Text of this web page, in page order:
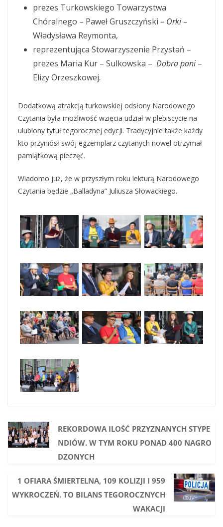
prezes Turkowskiego Towarzystwa
Chóralnego – Paweł Gruszczyński – Orki –
Władysława Reymonta,
reprezentująca Stowarzyszenie Przystań –
prezes Maria Kur – Sulkowska – Dobra pani –
Elizy Orzeszkowej.
Dodatkową atrakcją turkowskiej odsłony Narodowego
Czytania była możliwość wzięcia udział w plebiscycie na
ulubiony tytuł tegorocznej edycji. Tradycyjnie także każdy
kto przyniósł swój egzemplarz czytanych nowel otrzymał
pamiątkową pieczęć.
Wiadomo już, że w przyszłym roku lekturą Narodowego
Czytania będzie „Balladyna” Juliusza Słowackiego.
REKORDOWA ILOŚĆ PRZYZNANYCH STYPE
NDIÓW. W TYM ROKU PONAD 400 NAGRO
DZONYCH
1 OFIARA ŚMIERTELNA, 109 KOLIZJI I 959
WYKROCZEŃ. TO BILANS TEGOROCZNYCH
WAKACJI